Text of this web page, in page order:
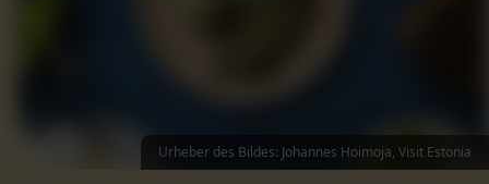
Urheber des Bildes: Johannes Hoimoja, Visit Estonia